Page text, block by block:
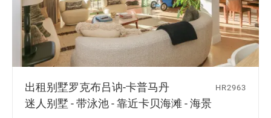
出租别墅罗克布吕讷-卡普马丹
迷人别墅 - 带泳池 - 靠近卡贝海滩 - 海景
HR2963